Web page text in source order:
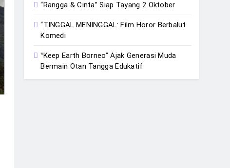
“Rangga & Cinta” Siap Tayang 2 Oktober
“TINGGAL MENINGGAL: Film Horor Berbalut
Komedi
‟Keep Earth Borneo” Ajak Generasi Muda
Bermain Otan Tangga Edukatif